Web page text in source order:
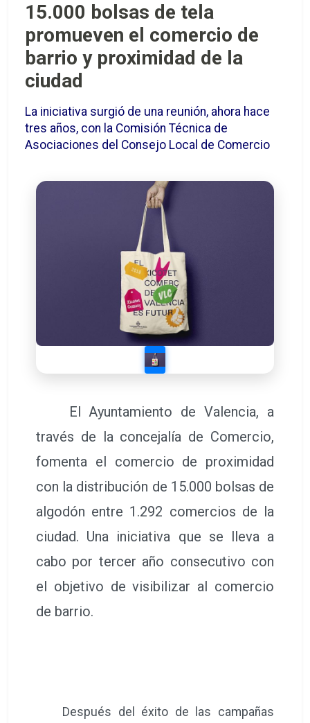
15.000 bolsas de tela
promueven el comercio de
barrio y proximidad de la
ciudad
La iniciativa surgió de una reunión, ahora hace
tres años, con la Comisión Técnica de
Asociaciones del Consejo Local de Comercio
El Ayuntamiento de Valencia, a
través de la concejalía de Comercio,
fomenta el comercio de proximidad
con la distribución de 15.000 bolsas de
algodón entre 1.292 comercios de la
ciudad. Una iniciativa que se lleva a
cabo por tercer año consecutivo con
el objetivo de visibilizar al comercio
de barrio.
Después del éxito de las campañas